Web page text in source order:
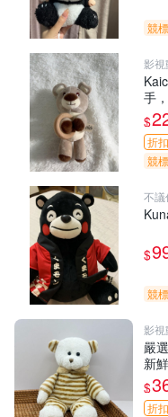
競標
影視
手
食環
$
折
競標
不議
$
競標
影視
嚴
新
仔
$
折